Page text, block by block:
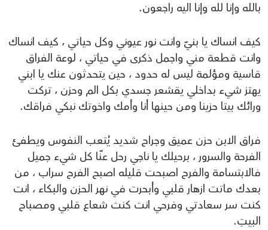
بالله وإنا لله وإنا اليه راجعون.
كيف انساك يا بنيّ وانت نور عيوني وكل حياتي ، كيف انساك
وانت قطعة مني واجمل ذكرى في حياتي ، لوعة الفراق
قاسية ومؤلمة ليس له حدود ، حين يتحدثون عنك يا ابني
يهتز شيء بداخلي يقشعر جسدي بكل الم وحزن ، تركت
ورائك بيتا حزينا ومن حينها أنا وأمك واخوتك نبكي فراقك.
فراق الابن حزن عميق وجراح شديد يُتعب النفوس ويطفئ
الفرحة والسرور ، برحيلك يا ناجي رحل عنّا كل شيء جميل
فالابتسامة والفرح اصبحت قليله اصبح الفرح سراب ، من
بعدك ماتت ازهار قلبي وأبحرت في نهر الحزن والبكاء ، انت
كنت سر سعادتي وفرحي انت كنت شعاع قلبي ومصباح
البيتِ.